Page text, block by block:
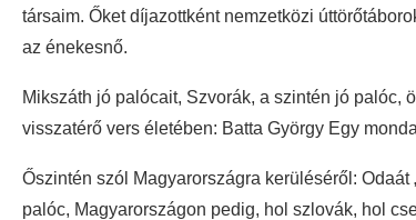
társaim. Őket díjazottként nemzetközi
az énekesnő.
Mikszáth jó palócait, Szvorák, a szintén jó palóc,
visszatérő vers életében: Batta György Egy
Őszintén szól Magyarországra kerüléséről: Odaát
palóc, Magyarországon pedig, hol szlovák, hol